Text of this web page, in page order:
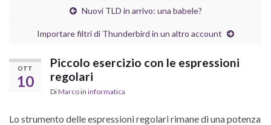
Nuovi TLD in arrivo: una babele?
Importare filtri di Thunderbird in un altro account
OTT
10
Piccolo esercizio con le espressioni
regolari
DiMarcoin informatica
Lo strumento delle espressioni regolari rimane di una potenza